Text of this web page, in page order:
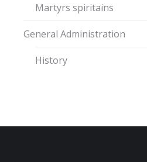
Martyrs spiritains
General Administration
History